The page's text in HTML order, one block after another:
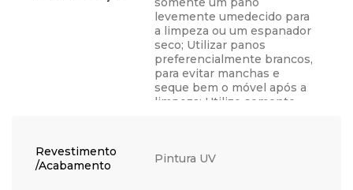
levemente umedecido para
a limpeza ou um espanador
seco; Utilizar panos
preferencialmente brancos,
para evitar manchas e
seque bem o móvel após a
limpeza; Utilize somente
não neutros ou produtos de
Revestimento
/Acabamento
Pintura UV